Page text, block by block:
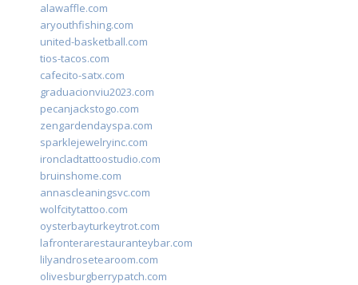
alawaffle.com
aryouthfishing.com
united-basketball.com
tios-tacos.com
cafecito-satx.com
graduacionviu2023.com
pecanjackstogo.com
zengardendayspa.com
sparklejewelryinc.com
ironcladtattoostudio.com
bruinshome.com
annascleaningsvc.com
wolfcitytattoo.com
oysterbayturkeytrot.com
lafronterarestauranteybar.com
lilyandrosetearoom.com
olivesburgberrypatch.com